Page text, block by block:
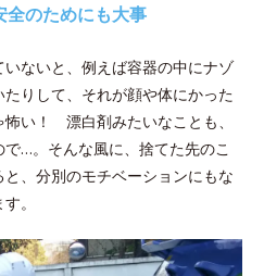
全のためにも大事
いないと、例えば容器の中にナゾ
りして、それが顔や体にかった
い！ 漂白剤みたいなことも、
…。そんな風に、捨てた先のこ
と、分別のモチベーションにもな
。